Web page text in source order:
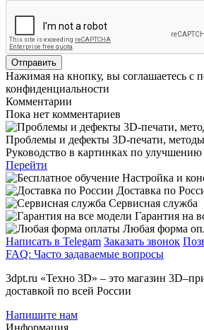
Нажимая на кнопку, вы соглашаетесь с
конфиденциальности
Комментарии
Пока нет комментариев
Проблемы и дефекты 3D-печати,
Руководство в картинках по улучшению
Перейти
Настройка и
Доставка по
Сервисная служба
Гарантия на
Любая форма
Написать в Telegam Заказать звонок
FAQ: Часто задаваемые вопросы
3dpt.ru «Техно 3D» – это магазин
доставкой по всей России
Напишите нам
Информация